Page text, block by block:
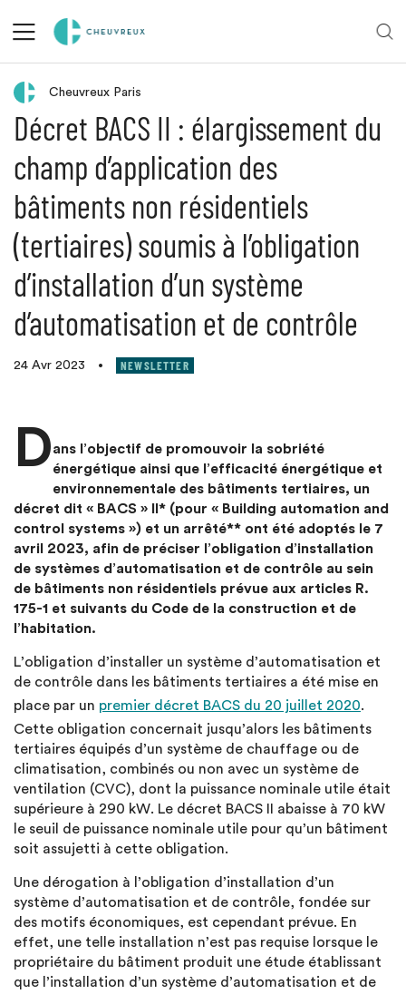
Retour aux actualités
Cheuvreux Paris
Décret BACS II : élargissement du
champ d’application des
bâtiments non résidentiels
(tertiaires) soumis à l’obligation
d’installation d’un système
d’automatisation et de contrôle
24 Avr 2023 • NEWSLETTER
Dans l’objectif de promouvoir la sobriété
énergétique ainsi que l’efficacité énergétique et
environnementale des bâtiments tertiaires, un
décret dit « BACS » II* (pour « Building automation and
control systems ») et un arrêté** ont été adoptés le 7
avril 2023, afin de préciser l’obligation d’installation
de systèmes d’automatisation et de contrôle au sein
de bâtiments non résidentiels prévue aux articles R.
175-1 et suivants du Code de la construction et de
l’habitation.
L’obligation d’installer un système d’automatisation et
de contrôle dans les bâtiments tertiaires a été mise en
place par un premier décret BACS du 20 juillet 2020.
Cette obligation concernait jusqu’alors les bâtiments
tertiaires équipés d’un système de chauffage ou de
climatisation, combinés ou non avec un système de
ventilation (CVC), dont la puissance nominale utile était
supérieure à 290 kW. Le décret BACS II abaisse à 70 kW
le seuil de puissance nominale utile pour qu’un bâtiment
soit assujetti à cette obligation.
Une dérogation à l’obligation d’installation d’un
système d’automatisation et de contrôle, fondée sur
des motifs économiques, est cependant prévue. En
effet, une telle installation n’est pas requise lorsque le
propriétaire du bâtiment produit une étude établissant
que l’installation d’un système d’automatisation et de